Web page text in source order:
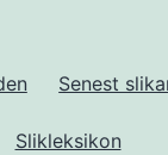
Senest
Slikleksikon